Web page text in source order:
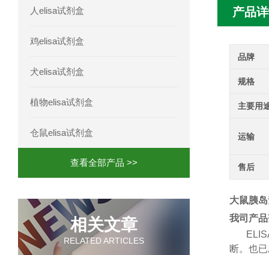
人elisa试剂盒
鸡elisa试剂盒
犬elisa试剂盒
植物elisa试剂盒
仓鼠elisa试剂盒
查看全部产品 >>
相关文章
RELATED ARTICLES
产品
品牌
规格
主要用
运输
售后
大鼠胰
我司产
断。也